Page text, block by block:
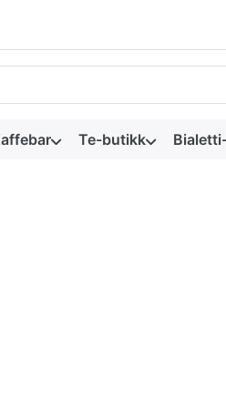
resultatene vises automatisk
Te-butikk